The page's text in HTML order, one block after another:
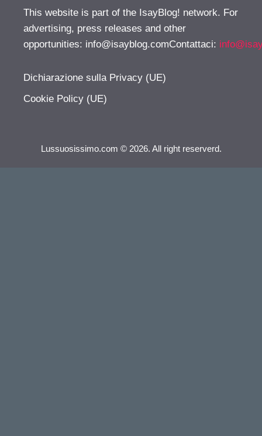
This website is part of the IsayBlog! network. For
advertising, press releases and other
opportunities: info@isayblog.comContattaci:
Dichiarazione sulla Privacy (UE)
Cookie Policy (UE)
Lussuosissimo.com © 2026. All right reserverd.